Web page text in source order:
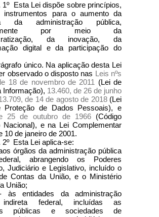
1º Esta Lei dispõe sobre princípios,
instrumentos para o aumento da
da administração pública,
por meio da
da inovação, da
digital e da participação do
único. Na aplicação desta Lei
observado o disposto nas Leis nºs
18 de novembro de 2011 (Lei de
Informação), 13.460, de 26 de junho
de 14 de agosto de 2018(Lei
Proteção de Dados Pessoais), e
25 de outubro de 1966(Código
Nacional), e na Lei Complementar
10 de janeiro de 2001.
2º Esta Lei aplica-se:
órgãos da administração pública
abrangendo os Poderes
Judiciário e Legislativo, incluído o
Contas da União, e o Ministério
União;
às entidades da administração
indireta federal, incluídas as
públicas e sociedades de